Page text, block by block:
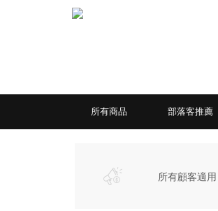
所有商品 部落客推薦
所有顧客適用